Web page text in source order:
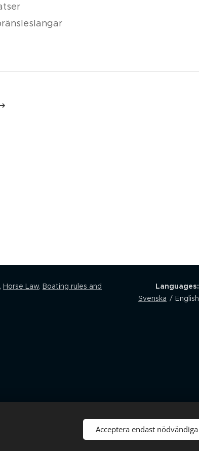
, Horse Law, Boating rules and
Languages
Svenska
English
Acceptera endast nödvändiga